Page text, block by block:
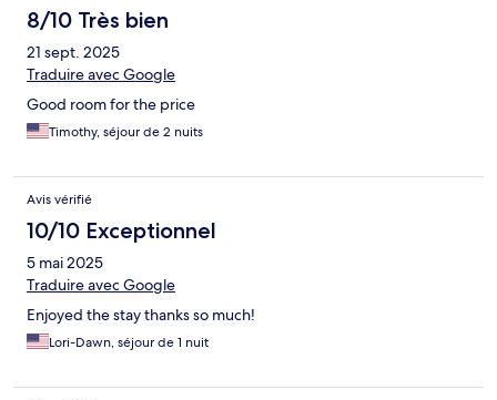
8/10 Très bien
21 sept. 2025
Traduire avec Google
Good room for the price
Timothy, séjour de 2 nuits
Avis vérifié
10/10 Exceptionnel
5 mai 2025
Traduire avec Google
Enjoyed the stay thanks so much!
Lori-Dawn, séjour de 1 nuit